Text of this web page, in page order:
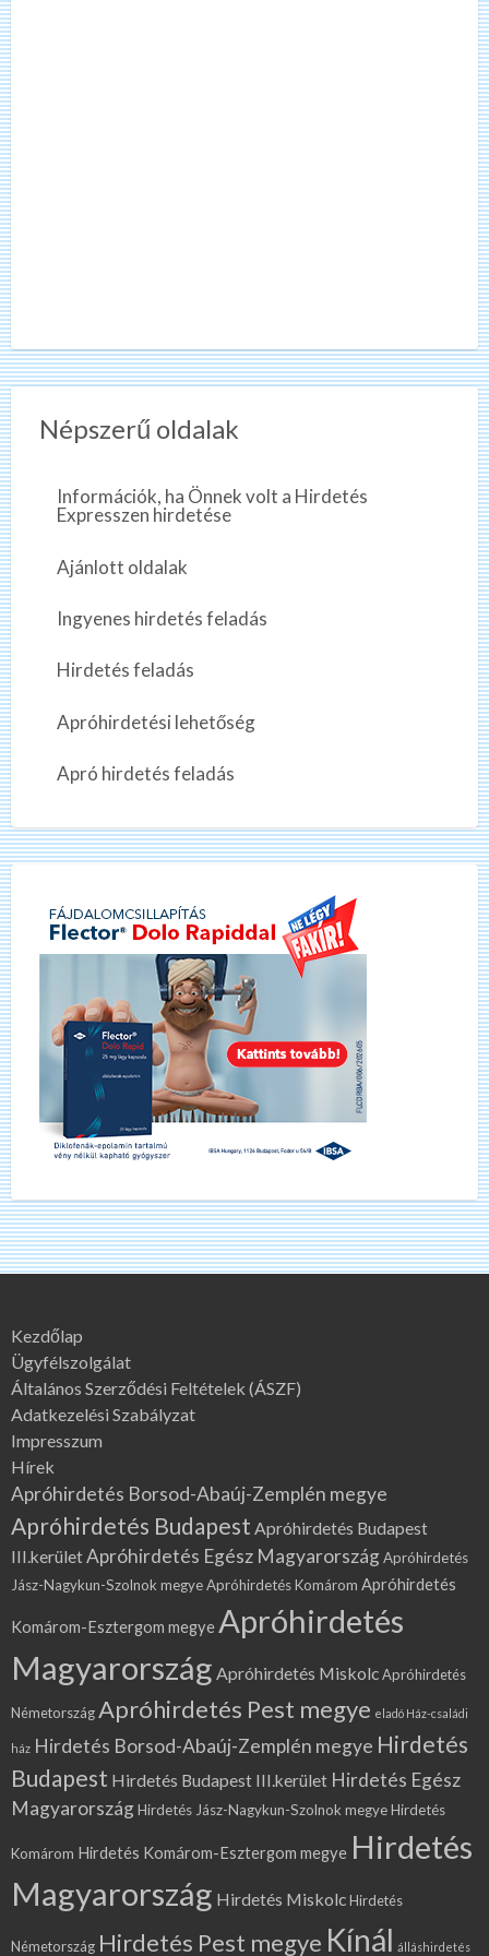
Népszerű oldalak
Információk, ha Önnek volt a Hirdetés
Expresszen hirdetése
Ajánlott oldalak
Ingyenes hirdetés feladás
Hirdetés feladás
Apróhirdetési lehetőség
Apró hirdetés feladás
Kezdőlap
Ügyfélszolgálat
Általános Szerződési Feltételek (ÁSZF)
Adatkezelési Szabályzat
Impresszum
Hírek
Apróhirdetés Borsod-Abaúj-Zemplén megye
Apróhirdetés Budapest Apróhirdetés Budapest
III.kerületApróhirdetés Egész MagyarországApróhirdetés
Jász-Nagykun-Szolnok megyeApróhirdetés Komárom Apróhirdetés
Komárom-Esztergom megye Apróhirdetés
Magyarország Apróhirdetés MiskolcApróhirdetés
NémetországApróhirdetés Pest megye eladó Ház-családi
ház Hirdetés Borsod-Abaúj-Zemplén megye Hirdetés
Budapest Hirdetés Budapest III.kerület Hirdetés Egész
MagyarországHirdetés Jász-Nagykun-Szolnok megyeHirdetés
Komárom Hirdetés Komárom-Esztergom megye Hirdetés
Magyarország Hirdetés MiskolcHirdetés
Németország Hirdetés Pest megye Kínál álláshirdetés